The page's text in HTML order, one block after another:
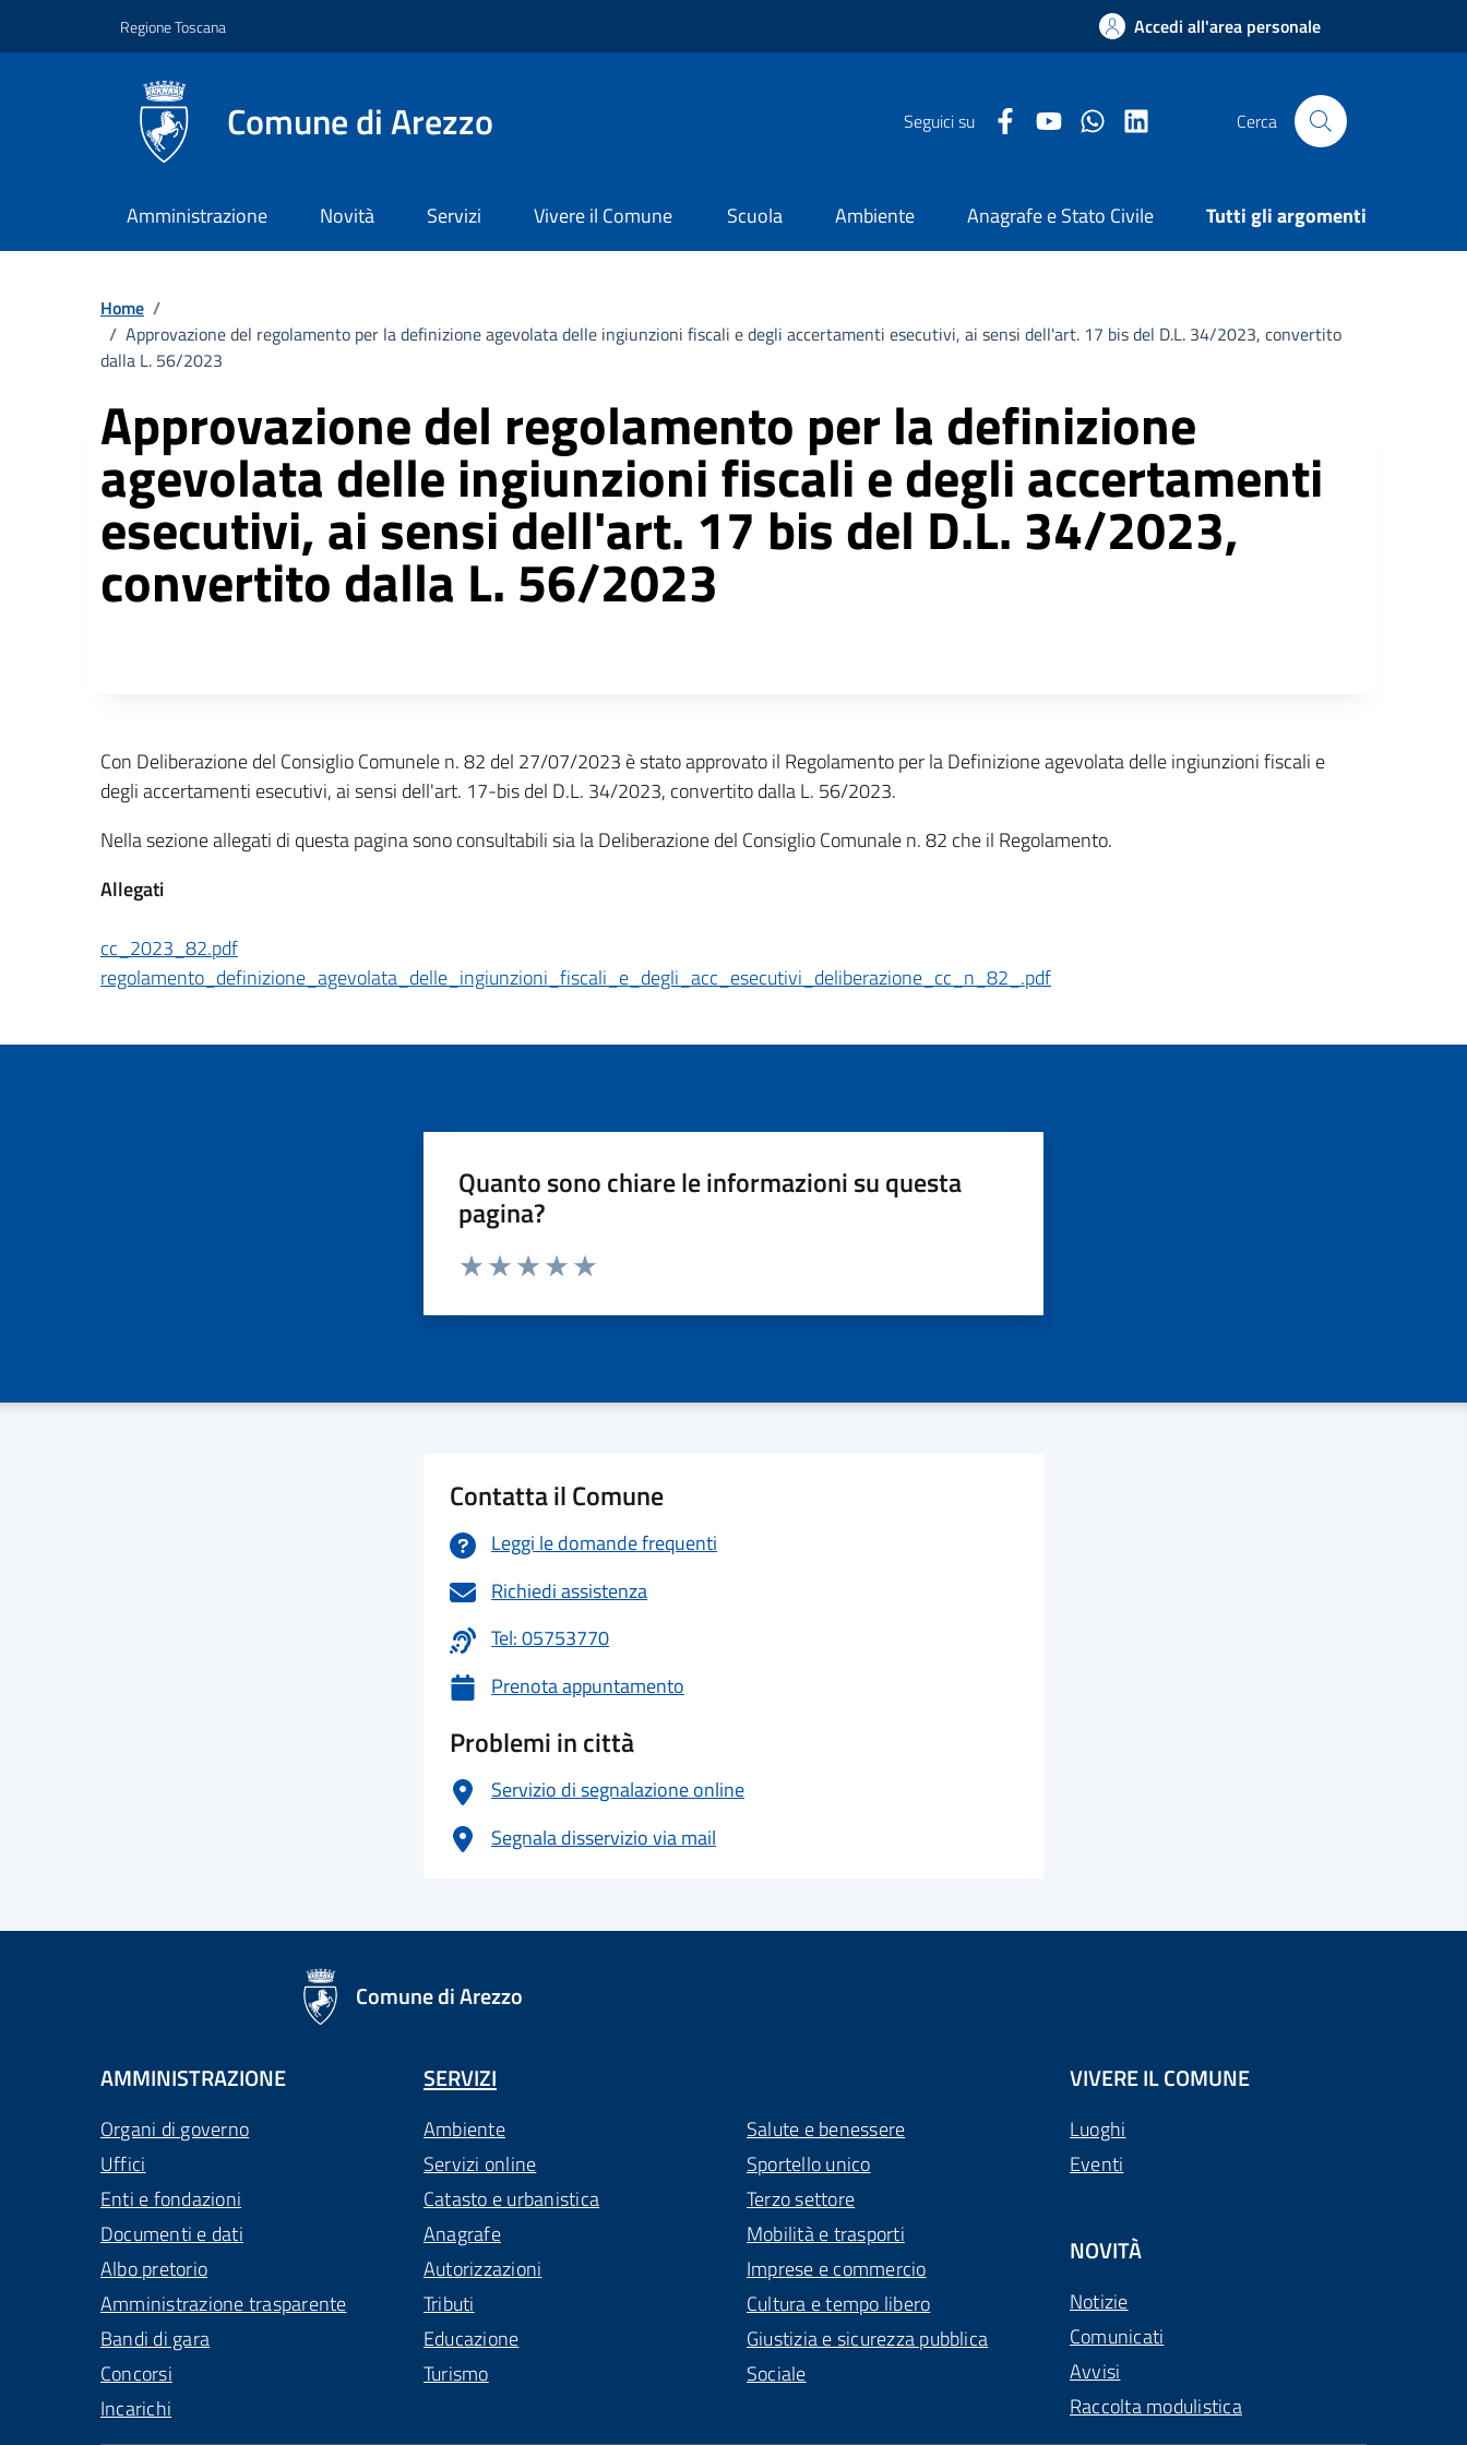
Regione Toscana Accedi all'area personale
Comune di Arezzo Seguici su Facebook Comune di Arezzo
Youtube Comune di Arezzo
Twitter Comune di Arezzo
LinkedIn Comune di Arezzo
Cerca
Amministrazione Novità Servizi Vivere il Comune Scuola Ambiente Anagrafe e Stato Civile Tutti gli argomenti
Home /
/ Approvazione del regolamento per la definizione agevolata delle ingiunzioni fiscali e degli accertamenti esecutivi, ai sensi dell'art. 17 bis del D.L. 34/2023, convertito
dalla L. 56/2023
Approvazione del regolamento per la definizione
agevolata delle ingiunzioni fiscali e degli accertamenti
esecutivi, ai sensi dell'art. 17 bis del D.L. 34/2023,
convertito dalla L. 56/2023
Descrizione completa
Con Deliberazione del Consiglio Comunele n. 82 del 27/07/2023 è stato approvato il Regolamento per la Definizione agevolata delle ingiunzioni fiscali e
degli accertamenti esecutivi, ai sensi dell'art. 17-bis del D.L. 34/2023, convertito dalla L. 56/2023.
Nella sezione allegati di questa pagina sono consultabili sia la Deliberazione del Consiglio Comunale n. 82 che il Regolamento.
Allegati
cc_2023_82.pdf
regolamento_definizione_agevolata_delle_ingiunzioni_fiscali_e_degli_acc_esecutivi_deliberazione_cc_n_82_.pdf
Quanto sono chiare le informazioni su questa
pagina?
Valuta da 1 a 5 stelle la pagina
Contatta il Comune
Leggi le domande frequenti
Richiedi assistenza
Tel: 05753770
Prenota appuntamento
Problemi in città
Servizio di segnalazione online
Segnala disservizio via mail
Comune di Arezzo
AMMINISTRAZIONE
Organi di governo
Uffici
Enti e fondazioni
Documenti e dati
Albo pretorio
Amministrazione trasparente
Bandi di gara
Concorsi
Incarichi
SERVIZI
Ambiente
Servizi online
Catasto e urbanistica
Anagrafe
Autorizzazioni
Tributi
Educazione
Turismo
Salute e benessere
Sportello unico
Terzo settore
Mobilità e trasporti
Imprese e commercio
Cultura e tempo libero
Giustizia e sicurezza pubblica
Sociale
VIVERE IL COMUNE
Luoghi
Eventi
NOVITÀ
Notizie
Comunicati
Avvisi
Raccolta modulistica